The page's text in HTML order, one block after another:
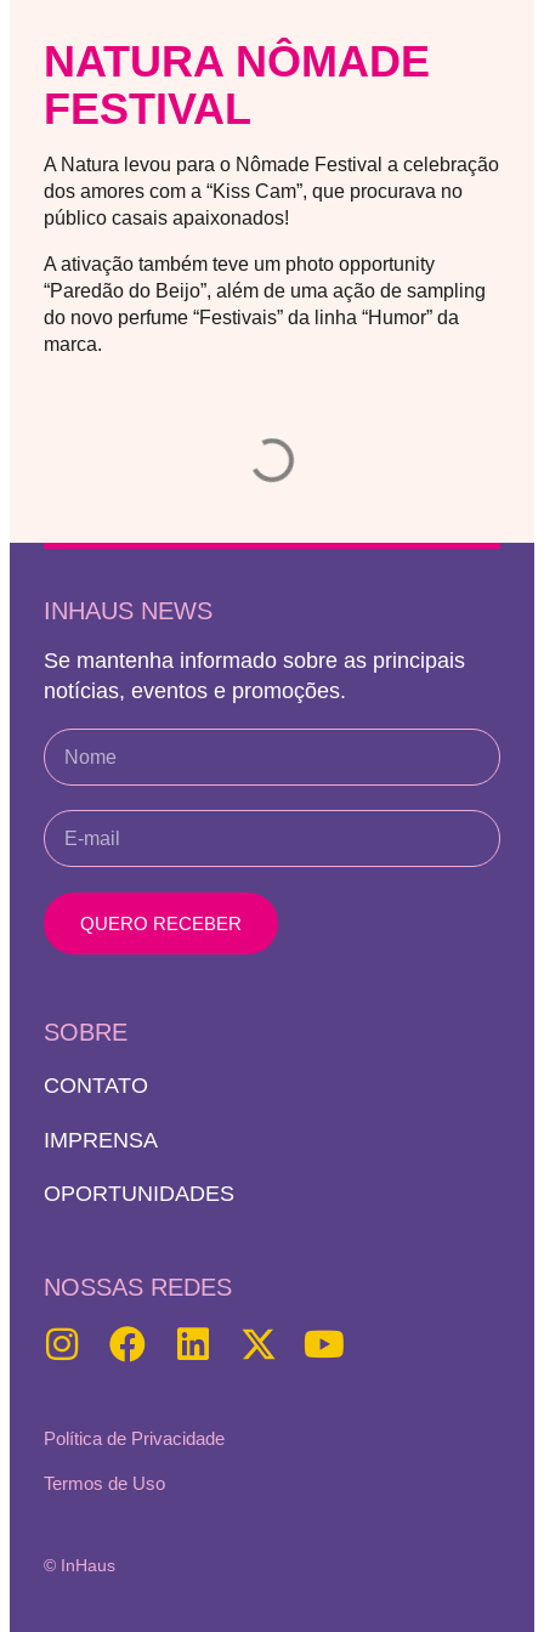
NATURA NÔMADE
FESTIVAL
A Natura levou para o Nômade Festival a celebração
dos amores com a “Kiss Cam”, que procurava no
público casais apaixonados!
A ativação também teve um photo opportunity
“Paredão do Beijo”, além de uma ação de sampling
do novo perfume “Festivais” da linha “Humor” da
marca.
INHAUS NEWS
Se mantenha informado sobre as principais
notícias, eventos e promoções.
QUERO RECEBER
SOBRE
CONTATO
IMPRENSA
OPORTUNIDADES
NOSSAS REDES
Política de Privacidade
Termos de Uso
© InHaus